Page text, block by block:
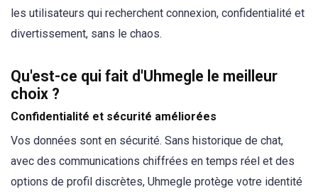
les utilisateurs qui recherchent connexion, confidentialité et
divertissement, sans le chaos.
Qu'est-ce qui fait d'Uhmegle le meilleur
choix ?
Confidentialité et sécurité améliorées
Vos données sont en sécurité. Sans historique de chat,
avec des communications chiffrées en temps réel et des
options de profil discrètes, Uhmegle protège votre identité